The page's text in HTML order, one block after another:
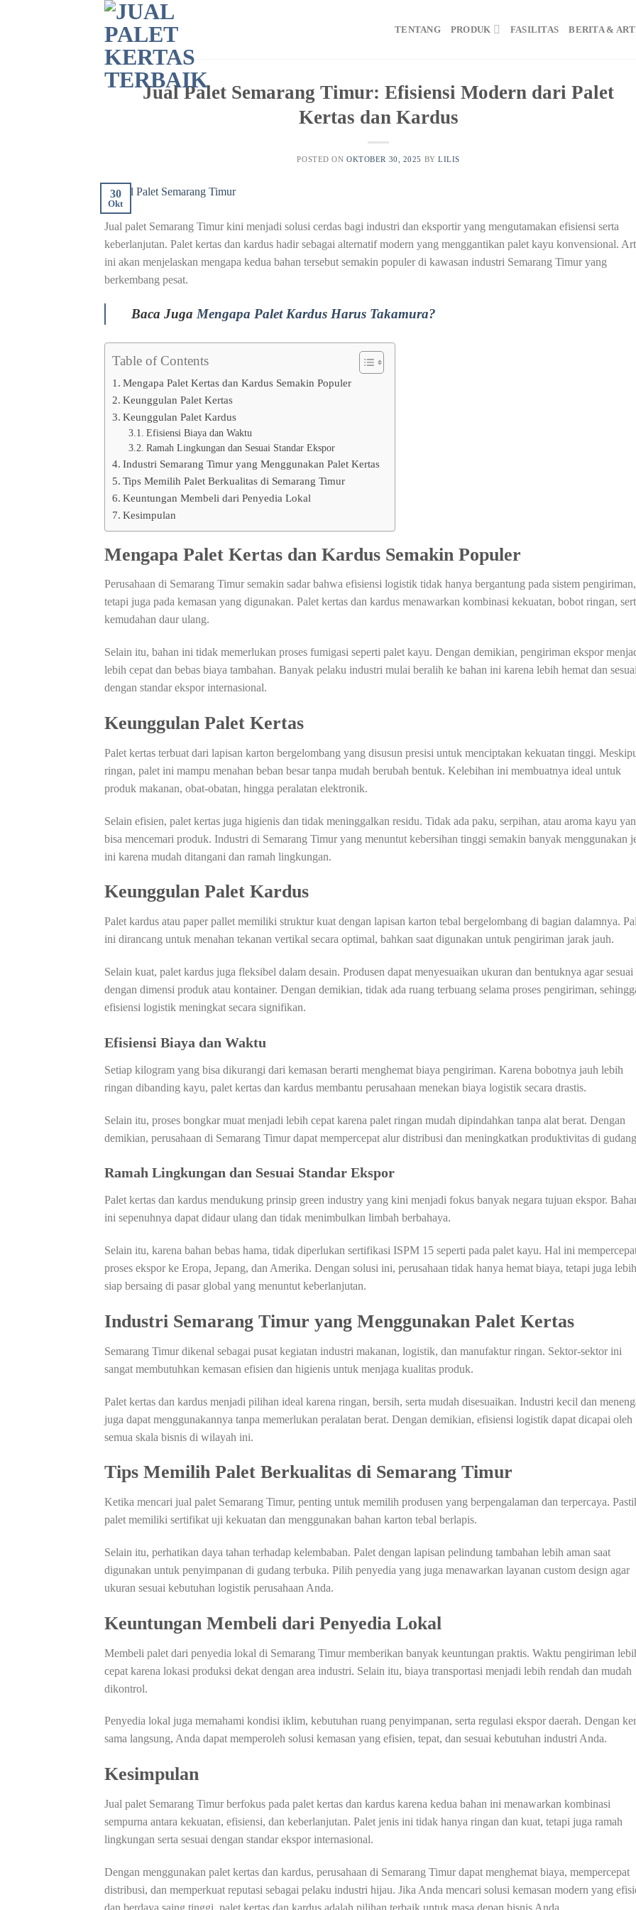
TENTANG PRODUK FASILITAS BERITA &
Jual Palet Semarang Timur: Efisiensi Modern dari Palet
Kertas dan Kardus
POSTED ONOKTOBER 30, 2025 BYLILIS
30
Okt
Jual palet Semarang Timur kini menjadi solusi cerdas bagi industri dan eksportir yang mengutamakan efisiensi serta
keberlanjutan. Palet kertas dan kardus hadir sebagai alternatif modern yang menggantikan palet kayu konvensional.
ini akan menjelaskan mengapa kedua bahan tersebut semakin populer di kawasan industri Semarang Timur yang
berkembang pesat.
Baca Juga Mengapa Palet Kardus Harus Takamura?
Table of Contents
Mengapa Palet Kertas dan Kardus Semakin Populer
Keunggulan Palet Kertas
Keunggulan Palet Kardus
Efisiensi Biaya dan Waktu
Ramah Lingkungan dan Sesuai Standar Ekspor
Industri Semarang Timur yang Menggunakan Palet Kertas
Tips Memilih Palet Berkualitas di Semarang Timur
Keuntungan Membeli dari Penyedia Lokal
Kesimpulan
Mengapa Palet Kertas dan Kardus Semakin Populer
Perusahaan di Semarang Timur semakin sadar bahwa efisiensi logistik tidak hanya bergantung pada sistem pengiriman,
tetapi juga pada kemasan yang digunakan. Palet kertas dan kardus menawarkan kombinasi kekuatan, bobot ringan,
kemudahan daur ulang.
Selain itu, bahan ini tidak memerlukan proses fumigasi seperti palet kayu. Dengan demikian, pengiriman ekspor
lebih cepat dan bebas biaya tambahan. Banyak pelaku industri mulai beralih ke bahan ini karena lebih hemat dan sesuai
dengan standar ekspor internasional.
Keunggulan Palet Kertas
Palet kertas terbuat dari lapisan karton bergelombang yang disusun presisi untuk menciptakan kekuatan tinggi.
ringan, palet ini mampu menahan beban besar tanpa mudah berubah bentuk. Kelebihan ini membuatnya ideal untuk
produk makanan, obat-obatan, hingga peralatan elektronik.
Selain efisien, palet kertas juga higienis dan tidak meninggalkan residu. Tidak ada paku, serpihan, atau aroma kayu
bisa mencemari produk. Industri di Semarang Timur yang menuntut kebersihan tinggi semakin banyak menggunakan
ini karena mudah ditangani dan ramah lingkungan.
Keunggulan Palet Kardus
Palet kardus atau paper pallet memiliki struktur kuat dengan lapisan karton tebal bergelombang di bagian dalamnya.
ini dirancang untuk menahan tekanan vertikal secara optimal, bahkan saat digunakan untuk pengiriman jarak jauh.
Selain kuat, palet kardus juga fleksibel dalam desain. Produsen dapat menyesuaikan ukuran dan bentuknya agar sesuai
dengan dimensi produk atau kontainer. Dengan demikian, tidak ada ruang terbuang selama proses pengiriman,
efisiensi logistik meningkat secara signifikan.
Efisiensi Biaya dan Waktu
Setiap kilogram yang bisa dikurangi dari kemasan berarti menghemat biaya pengiriman. Karena bobotnya jauh lebih
ringan dibanding kayu, palet kertas dan kardus membantu perusahaan menekan biaya logistik secara drastis.
Selain itu, proses bongkar muat menjadi lebih cepat karena palet ringan mudah dipindahkan tanpa alat berat. Dengan
demikian, perusahaan di Semarang Timur dapat mempercepat alur distribusi dan meningkatkan produktivitas di
Ramah Lingkungan dan Sesuai Standar Ekspor
Palet kertas dan kardus mendukung prinsip green industry yang kini menjadi fokus banyak negara tujuan ekspor.
ini sepenuhnya dapat didaur ulang dan tidak menimbulkan limbah berbahaya.
Selain itu, karena bahan bebas hama, tidak diperlukan sertifikasi ISPM 15 seperti pada palet kayu. Hal ini
proses ekspor ke Eropa, Jepang, dan Amerika. Dengan solusi ini, perusahaan tidak hanya hemat biaya, tetapi juga lebih
siap bersaing di pasar global yang menuntut keberlanjutan.
Industri Semarang Timur yang Menggunakan Palet Kertas
Semarang Timur dikenal sebagai pusat kegiatan industri makanan, logistik, dan manufaktur ringan. Sektor-sektor ini
sangat membutuhkan kemasan efisien dan higienis untuk menjaga kualitas produk.
Palet kertas dan kardus menjadi pilihan ideal karena ringan, bersih, serta mudah disesuaikan. Industri kecil dan
juga dapat menggunakannya tanpa memerlukan peralatan berat. Dengan demikian, efisiensi logistik dapat dicapai oleh
semua skala bisnis di wilayah ini.
Tips Memilih Palet Berkualitas di Semarang Timur
Ketika mencari jual palet Semarang Timur, penting untuk memilih produsen yang berpengalaman dan terpercaya.
palet memiliki sertifikat uji kekuatan dan menggunakan bahan karton tebal berlapis.
Selain itu, perhatikan daya tahan terhadap kelembaban. Palet dengan lapisan pelindung tambahan lebih aman saat
digunakan untuk penyimpanan di gudang terbuka. Pilih penyedia yang juga menawarkan layanan custom design agar
ukuran sesuai kebutuhan logistik perusahaan Anda.
Keuntungan Membeli dari Penyedia Lokal
Membeli palet dari penyedia lokal di Semarang Timur memberikan banyak keuntungan praktis. Waktu pengiriman
cepat karena lokasi produksi dekat dengan area industri. Selain itu, biaya transportasi menjadi lebih rendah dan mudah
dikontrol.
Penyedia lokal juga memahami kondisi iklim, kebutuhan ruang penyimpanan, serta regulasi ekspor daerah. Dengan
sama langsung, Anda dapat memperoleh solusi kemasan yang efisien, tepat, dan sesuai kebutuhan industri Anda.
Kesimpulan
Jual palet Semarang Timur berfokus pada palet kertas dan kardus karena kedua bahan ini menawarkan kombinasi
sempurna antara kekuatan, efisiensi, dan keberlanjutan. Palet jenis ini tidak hanya ringan dan kuat, tetapi juga ramah
lingkungan serta sesuai dengan standar ekspor internasional.
Dengan menggunakan palet kertas dan kardus, perusahaan di Semarang Timur dapat menghemat biaya, mempercepat
distribusi, dan memperkuat reputasi sebagai pelaku industri hijau. Jika Anda mencari solusi kemasan modern yang
dan berdaya saing tinggi, palet kertas dan kardus adalah pilihan terbaik untuk masa depan bisnis Anda.